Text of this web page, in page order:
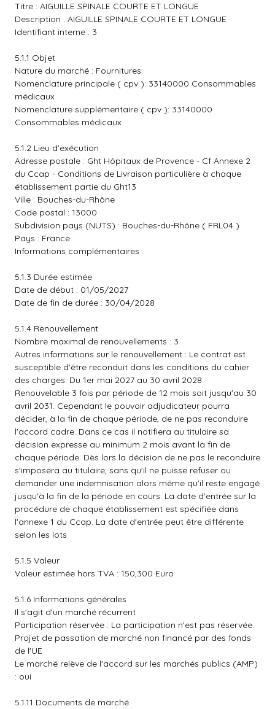
Titre : AIGUILLE SPINALE COURTE ET LONGUE
Description : AIGUILLE SPINALE COURTE ET LONGUE
Identifiant interne : 3
5.1.1 Objet
Nature du marché : Fournitures
Nomenclature principale ( cpv ): 33140000 Consommables
médicaux
Nomenclature supplémentaire ( cpv ): 33140000
Consommables médicaux
5.1.2 Lieu d'exécution
Adresse postale : Ght Hôpitaux de Provence - Cf Annexe 2
du Ccap - Conditions de Livraison particulière à chaque
établissement partie du Ght13
Ville : Bouches-du-Rhône
Code postal : 13000
Subdivision pays (NUTS) : Bouches-du-Rhône ( FRL04 )
Pays : France
Informations complémentaires :
5.1.3 Durée estimée
Date de début : 01/05/2027
Date de fin de durée : 30/04/2028
5.1.4 Renouvellement
Nombre maximal de renouvellements : 3
Autres informations sur le renouvellement : Le contrat est
susceptible d'être reconduit dans les conditions du cahier
des charges. Du 1er mai 2027 au 30 avril 2028.
Renouvelable 3 fois par période de 12 mois soit jusqu'au 30
avril 2031. Cependant le pouvoir adjudicateur pourra
décider, à la fin de chaque période, de ne pas reconduire
l'accord cadre. Dans ce cas il notifiera au titulaire sa
décision expresse au minimum 2 mois avant la fin de
chaque période. Dès lors la décision de ne pas le reconduire
s'imposera au titulaire, sans qu'il ne puisse refuser ou
demander une indemnisation alors même qu'il reste engagé
jusqu'à la fin de la période en cours. La date d'entrée sur la
procédure de chaque établissement est spécifiée dans
l'annexe 1 du Ccap. La date d'entrée peut être différente
selon les lots
5.1.5 Valeur
Valeur estimée hors TVA : 150,300 Euro
5.1.6 Informations générales
Il s'agit d'un marché récurrent
Participation réservée : La participation n'est pas réservée.
Projet de passation de marché non financé par des fonds
de l'UE
Le marché relève de l'accord sur les marchés publics (AMP)
: oui
5.1.11 Documents de marché